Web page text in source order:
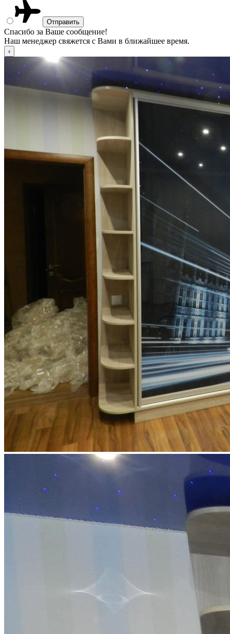
Спасибо за Ваше сообщение!
Наш менеджер свяжется с Вами в ближайшее время.